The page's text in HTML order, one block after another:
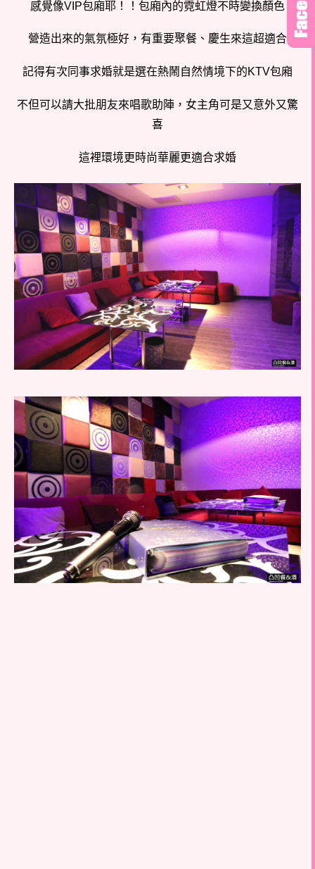
感覺像VIP包廂耶！！包廂內的霓虹燈不時變換顏色
營造出來的氣氛極好，有重要聚餐、慶生來這超適合
記得有次同事求婚就是選在熱鬧自然情境下的KTV包廂
不但可以請大批朋友來唱歌助陣，女主角可是又意外又驚
喜
這裡環境更時尚華麗更適合求婚